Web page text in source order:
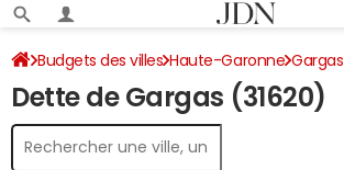
Budgets des villes Haute-Garonne Gargas
Dette au 31/12/2024
Dette de Gargas (31620)